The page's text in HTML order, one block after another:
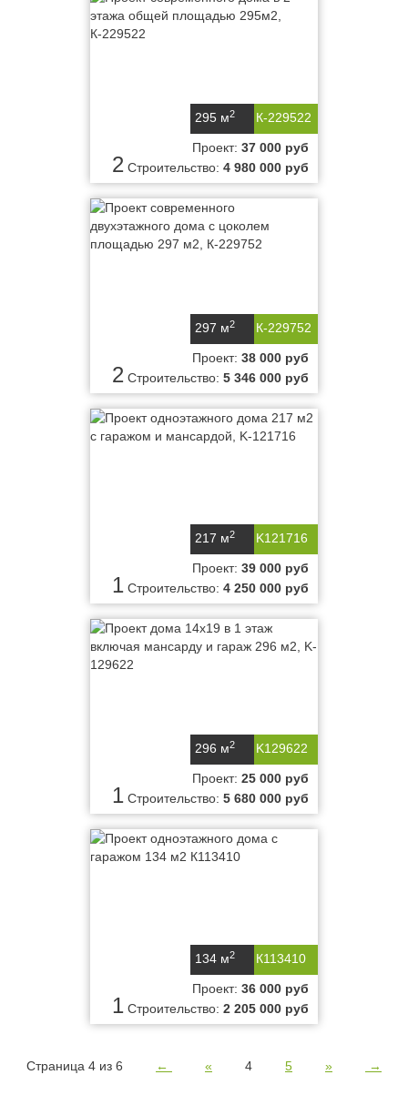
К-229522
295 м2
2
Проект: 37 000 руб
Строительство: 4 980 000 руб
К-229752
297 м2
2
Проект: 38 000 руб
Строительство: 5 346 000 руб
K121716
217 м2
1
Проект: 39 000 руб
Строительство: 4 250 000 руб
K129622
296 м2
1
Проект: 25 000 руб
Строительство: 5 680 000 руб
К113410
134 м2
1
Проект: 36 000 руб
Строительство: 2 205 000 руб
Страница 4 из 6 ← « 4 5 » →